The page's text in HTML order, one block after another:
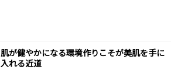
肌が健やかになる環境作りこそが美肌を手に
入れる近道